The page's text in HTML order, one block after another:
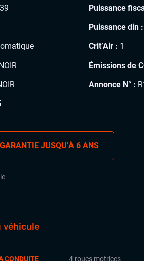
Puissance
Puissance din :
Crit’Air : 1
Émissions de
Annonce N° :
JUSQU’À 6 ANS
véhicule
CONDUITE
4 roues motrices